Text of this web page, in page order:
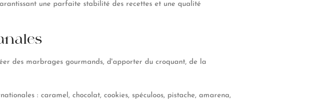
une parfaite stabilité des recettes et une qualité
des marbrages gourmands, d'apporter du croquant, de la
: caramel, chocolat, cookies, spéculoos, pistache, amarena,